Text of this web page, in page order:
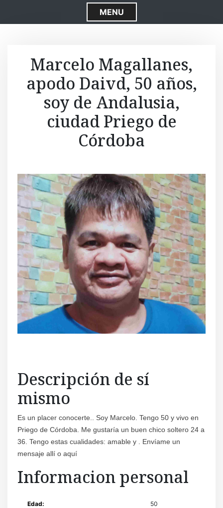
S
k
o
o
n
t
e
n
t
MENU
Marcelo Magallanes,
apodo Daivd, 50 años,
soy de Andalusia,
ciudad Priego de
Córdoba
Descripción de sí
mismo
Es un placer conocerte.. Soy Marcelo. Tengo 50 y vivo en
Priego de Córdoba. Me gustaría un buen chico soltero 24 a
36. Tengo estas cualidades: amable y . Envíame un
mensaje allí o aquí
Informacion personal
Edad: 50